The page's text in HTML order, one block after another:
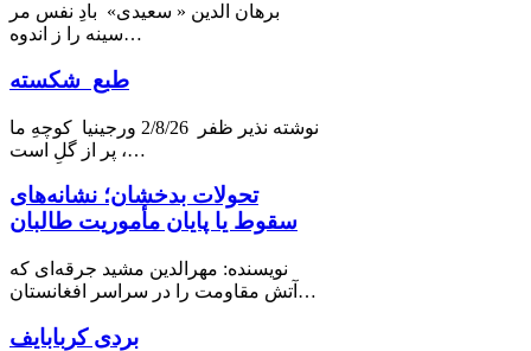
برهان الدین « سعیدی» بادِ نفس مر
سینه را ز اندوه…
طبع شکسته
نوشته نذیر ظفر 2/8/26 ورجینیا كوچهِ ما
پر از گلِ است ،…
تحولات بدخشان؛ نشانه‌های
سقوط یا پایان مأموریت طالبان
نویسنده: مهرالدین مشید جرقه‌ای که
آتش مقاومت را در سراسر افغانستان…
بردی کربابایف